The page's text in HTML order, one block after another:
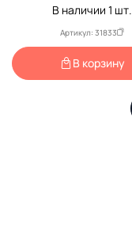
В наличии 1 шт.
Артикул: 31833
В корзину